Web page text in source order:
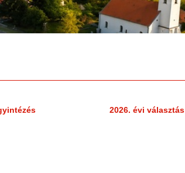
2026. évi választás